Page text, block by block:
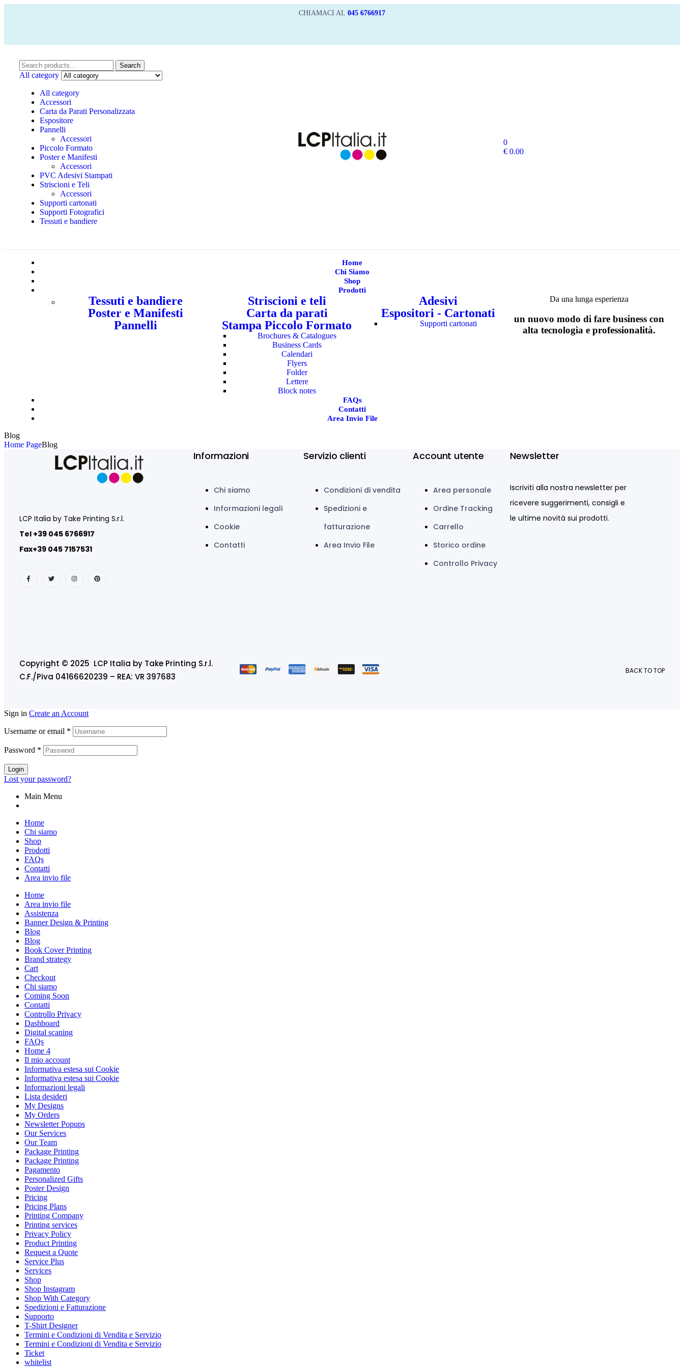
CHIAMACI AL 045 6766917
Search
All category
All category
Accessori
Carta da Parati Personalizzata
Espositore
Pannelli
Accessori
Piccolo Formato
Poster e Manifesti
Accessori
PVC Adesivi Stampati
Striscioni e Teli
Accessori
Supporti cartonati
Supporti Fotografici
Tessuti e bandiere
0
€ 0.00
Home
Chi Siamo
Shop
Prodotti
Tessuti e bandiere
Poster e Manifesti
Pannelli
Striscioni e teli
Carta da parati
Stampa Piccolo Formato
Brochures & Catalogues
Business Cards
Calendari
Flyers
Folder
Lettere
Block notes
Adesivi
Espositori - Cartonati
Supporti cartonati
Da una lunga esperienza
un nuovo modo di fare business con
alta tecnologia e professionalità.
FAQs
Contatti
Area Invio File
Blog
Home PageBlog
LCP Italia by Take Printing S.r.l.
Tel +39 045 6766917
Fax+39 045 7157531
Informazioni
Chi siamo
Informazioni legali
Cookie
Contatti
Servizio clienti
Condizioni di vendita
Spedizioni e
fatturazione
Area Invio File
Account utente
Area personale
Ordine Tracking
Carrello
Storico ordine
Controllo Privacy
Newsletter
Iscriviti alla nostra newsletter per
ricevere suggerimenti, consigli e
le ultime novità sui prodotti.
Copyright © 2025 LCP Italia by Take Printing S.r.l.
C.F./Piva 04166620239 – REA: VR 397683
BACK TO TOP
Sign in Create an Account
Username or email *
Password *
Login
Lost your password?
Main Menu
Home
Chi siamo
Shop
Prodotti
FAQs
Contatti
Area invio file
Home
Area invio file
Assistenza
Banner Design & Printing
Blog
Blog
Book Cover Printing
Brand strategy
Cart
Checkout
Chi siamo
Coming Soon
Contatti
Controllo Privacy
Dashboard
Digital scaning
FAQs
Home 4
Il mio account
Informativa estesa sui Cookie
Informativa estesa sui Cookie
Informazioni legali
Lista desideri
My Designs
My Orders
Newsletter Popups
Our Services
Our Team
Package Printing
Package Printing
Pagamento
Personalized Gifts
Poster Design
Pricing
Pricing Plans
Printing Company
Printing services
Privacy Policy
Product Printing
Request a Quote
Service Plus
Services
Shop
Shop Instagram
Shop With Category
Spedizioni e Fatturazione
Supporto
T-Shirt Designer
Termini e Condizioni di Vendita e Servizio
Termini e Condizioni di Vendita e Servizio
Ticket
whitelist